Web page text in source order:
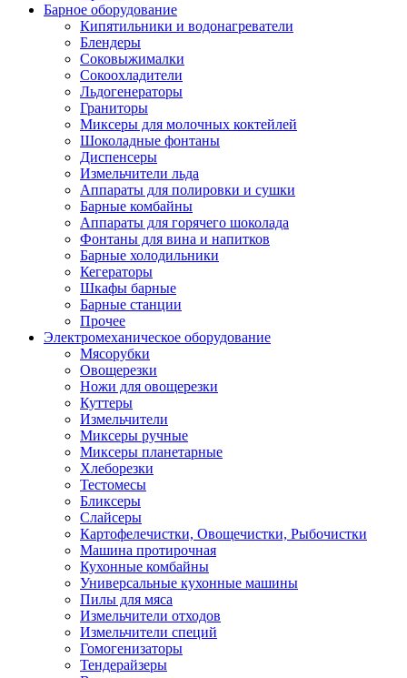
Барное оборудование
Кипятильники и водонагреватели
Блендеры
Соковыжималки
Сокоохладители
Льдогенераторы
Граниторы
Миксеры для молочных коктейлей
Шоколадные фонтаны
Диспенсеры
Измельчители льда
Аппараты для полировки и сушки
Барные комбайны
Аппараты для горячего шоколада
Фонтаны для вина и напитков
Барные холодильники
Кегераторы
Шкафы барные
Барные станции
Прочее
Электромеханическое оборудование
Мясорубки
Овощерезки
Ножи для овощерезки
Куттеры
Измельчители
Миксеры ручные
Миксеры планетарные
Хлеборезки
Тестомесы
Бликсеры
Слайсеры
Картофелечистки, Овощечистки, Рыбочистки
Машина протирочная
Кухонные комбайны
Универсальные кухонные машины
Пилы для мяса
Измельчители отходов
Измельчители специй
Гомогенизаторы
Тендерайзеры